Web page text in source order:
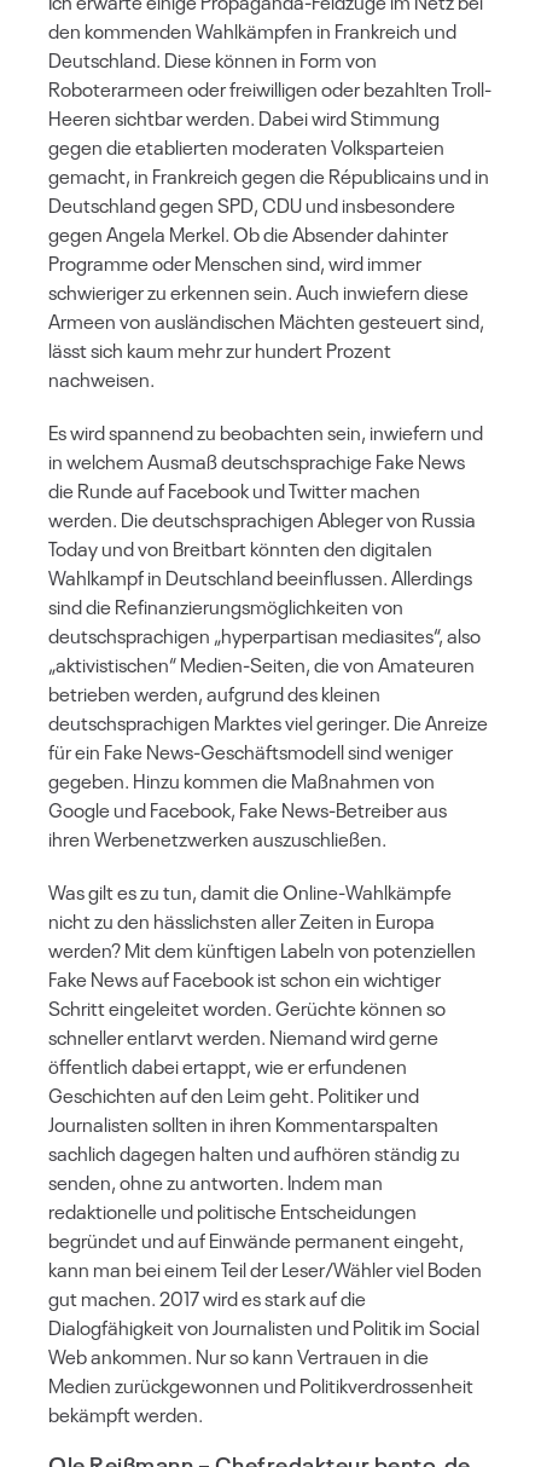
den kommenden Wahlkämpfen in Frankreich und
Deutschland. Diese können in Form von
Roboterarmeen oder freiwilligen oder bezahlten Troll-
Heeren sichtbar werden. Dabei wird Stimmung
gegen die etablierten moderaten Volksparteien
gemacht, in Frankreich gegen die Républicains und in
Deutschland gegen SPD, CDU und insbesondere
gegen Angela Merkel. Ob die Absender dahinter
Programme oder Menschen sind, wird immer
schwieriger zu erkennen sein. Auch inwiefern diese
Armeen von ausländischen Mächten gesteuert sind,
lässt sich kaum mehr zur hundert Prozent
nachweisen.
Es wird spannend zu beobachten sein, inwiefern und
in welchem Ausmaß deutschsprachige Fake News
die Runde auf Facebook und Twitter machen
werden. Die deutschsprachigen Ableger von Russia
Today und von Breitbart könnten den digitalen
Wahlkampf in Deutschland beeinflussen. Allerdings
sind die Refinanzierungsmöglichkeiten von
deutschsprachigen „hyperpartisan mediasites“, also
„aktivistischen“ Medien-Seiten, die von Amateuren
betrieben werden, aufgrund des kleinen
deutschsprachigen Marktes viel geringer. Die Anreize
für ein Fake News-Geschäftsmodell sind weniger
gegeben. Hinzu kommen die Maßnahmen von
Google und Facebook, Fake News-Betreiber aus
ihren Werbenetzwerken auszuschließen.
Was gilt es zu tun, damit die Online-Wahlkämpfe
nicht zu den hässlichsten aller Zeiten in Europa
werden? Mit dem künftigen Labeln von potenziellen
Fake News auf Facebook ist schon ein wichtiger
Schritt eingeleitet worden. Gerüchte können so
schneller entlarvt werden. Niemand wird gerne
öffentlich dabei ertappt, wie er erfundenen
Geschichten auf den Leim geht. Politiker und
Journalisten sollten in ihren Kommentarspalten
sachlich dagegen halten und aufhören ständig zu
senden, ohne zu antworten. Indem man
redaktionelle und politische Entscheidungen
begründet und auf Einwände permanent eingeht,
kann man bei einem Teil der Leser/Wähler viel Boden
gut machen. 2017 wird es stark auf die
Dialogfähigkeit von Journalisten und Politik im Social
Web ankommen. Nur so kann Vertrauen in die
Medien zurückgewonnen und Politikverdrossenheit
bekämpft werden.